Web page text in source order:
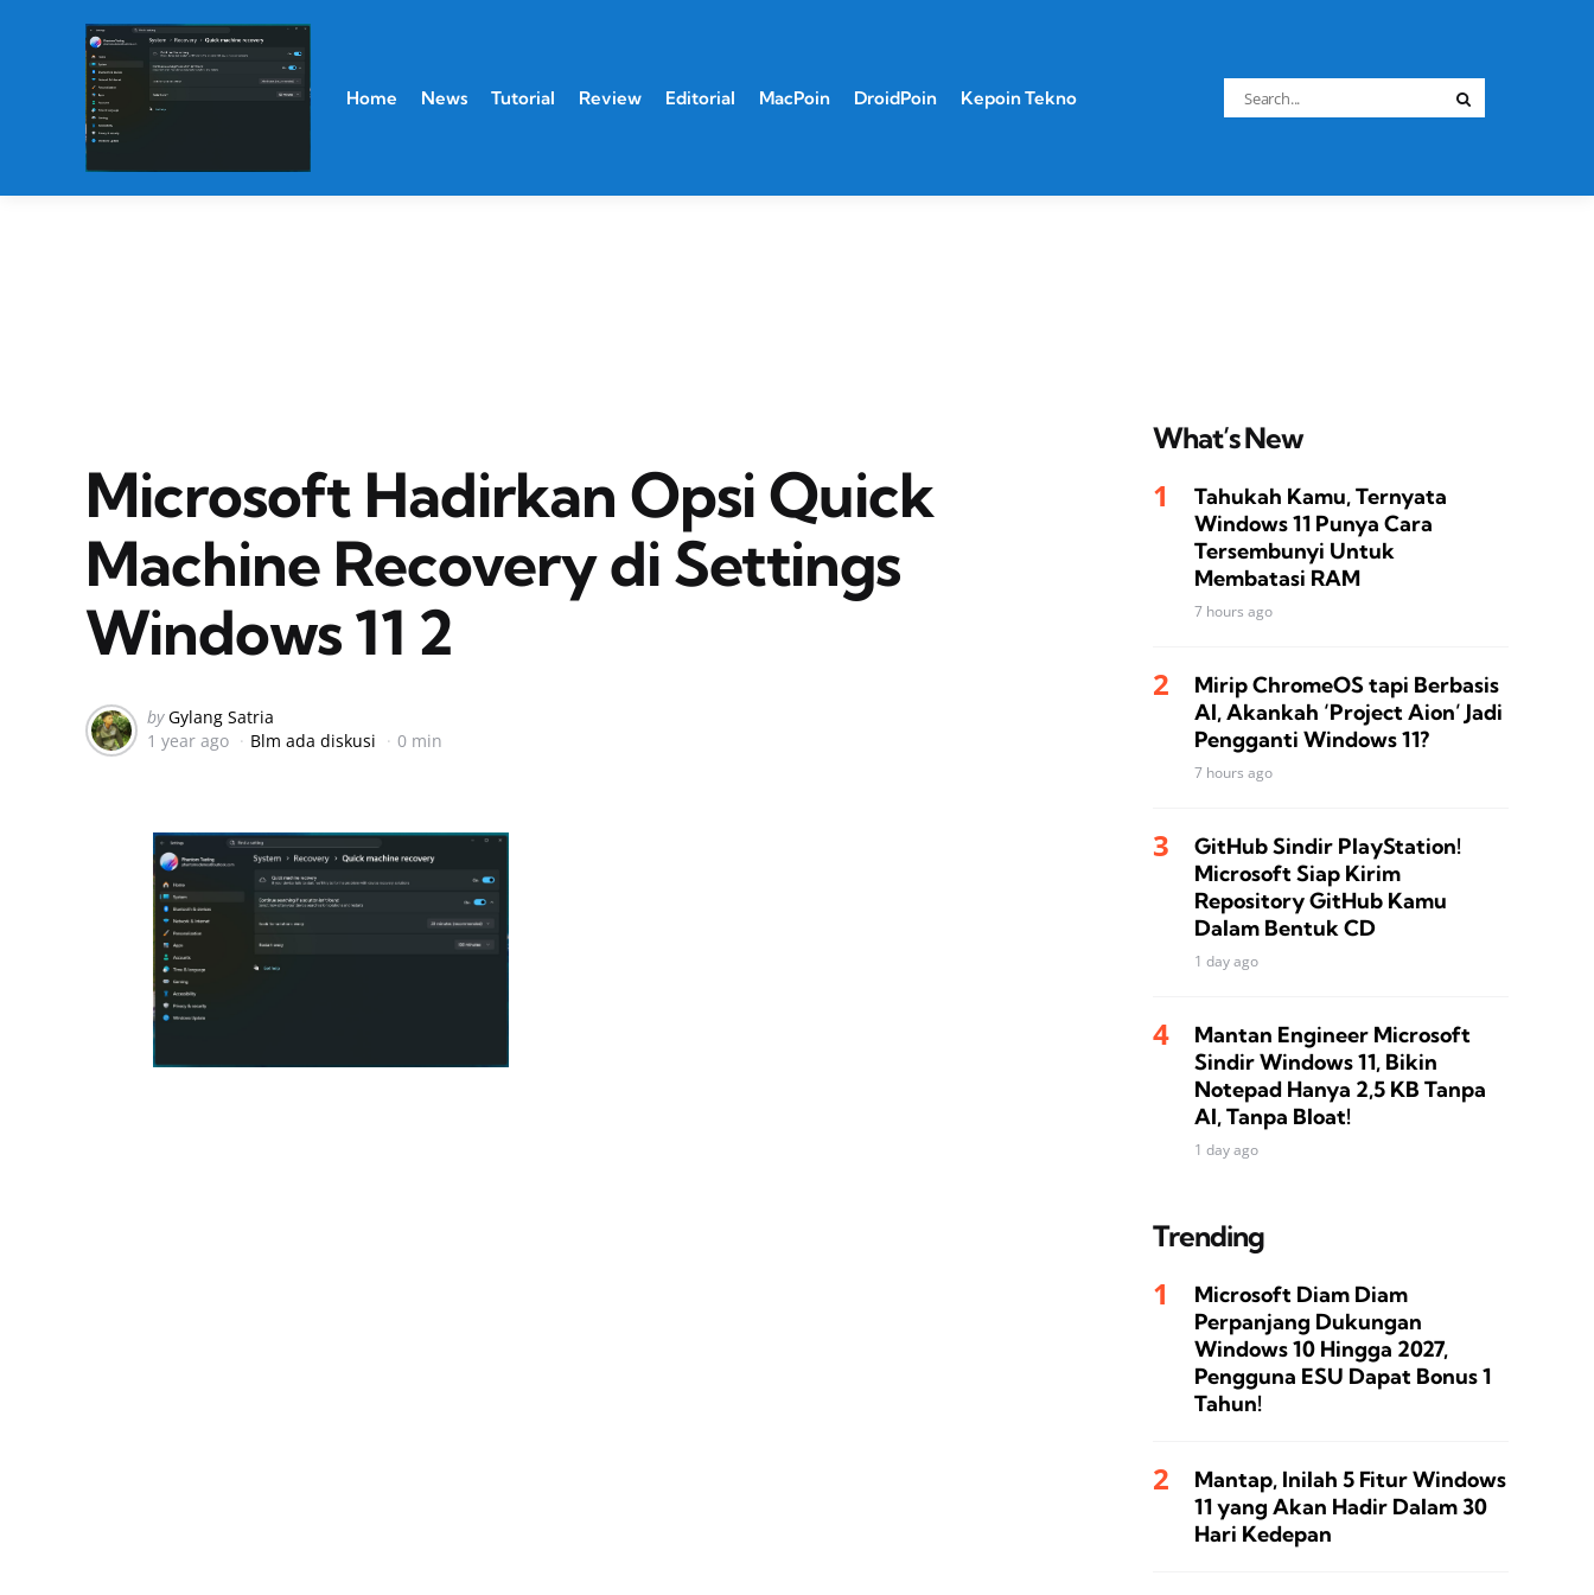
Home News Tutorial Review Editorial MacPoin DroidPoin Kepoin Tekno
Search
for:
Microsoft Hadirkan Opsi Quick
Machine Recovery di Settings
Windows 11 2
Posted
by
by Gylang Satria
1 year ago
Blm ada diskusi 0 min
What’s New
Tahukah Kamu, Ternyata
Windows 11 Punya Cara
Tersembunyi Untuk
Membatasi RAM
7 hours ago
Mirip ChromeOS tapi Berbasis
AI, Akankah ‘Project Aion’ Jadi
Pengganti Windows 11?
7 hours ago
GitHub Sindir PlayStation!
Microsoft Siap Kirim
Repository GitHub Kamu
Dalam Bentuk CD
1 day ago
Mantan Engineer Microsoft
Sindir Windows 11, Bikin
Notepad Hanya 2,5 KB Tanpa
AI, Tanpa Bloat!
1 day ago
Trending
Microsoft Diam Diam
Perpanjang Dukungan
Windows 10 Hingga 2027,
Pengguna ESU Dapat Bonus 1
Tahun!
Mantap, Inilah 5 Fitur Windows
11 yang Akan Hadir Dalam 30
Hari Kedepan